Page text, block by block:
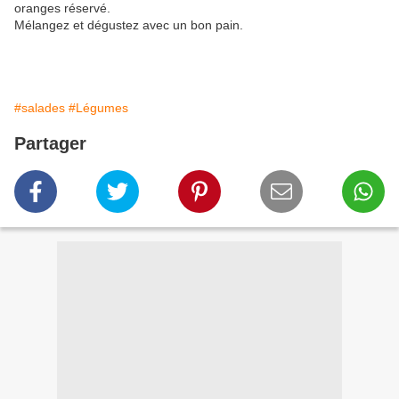
oranges réservé.
Mélangez et dégustez avec un bon pain.
#salades #Légumes
Partager